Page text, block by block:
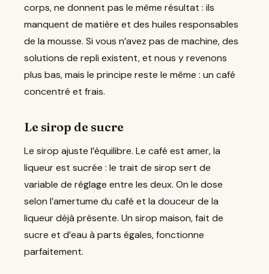
corps, ne donnent pas le même résultat : ils
manquent de matière et des huiles responsables
de la mousse. Si vous n’avez pas de machine, des
solutions de repli existent, et nous y revenons
plus bas, mais le principe reste le même : un café
concentré et frais.
Le sirop de sucre
Le sirop ajuste l’équilibre. Le café est amer, la
liqueur est sucrée : le trait de sirop sert de
variable de réglage entre les deux. On le dose
selon l’amertume du café et la douceur de la
liqueur déjà présente. Un sirop maison, fait de
sucre et d’eau à parts égales, fonctionne
parfaitement.